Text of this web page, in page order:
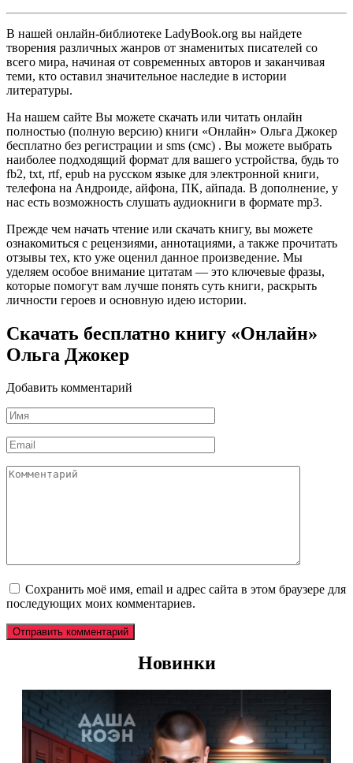
В нашей онлайн-библиотеке LadyBook.org вы найдете
творения различных жанров от знаменитых писателей со
всего мира, начиная от современных авторов и заканчивая
теми, кто оставил значительное наследие в истории
литературы.
На нашем сайте Вы можете скачать или читать онлайн
полностью (полную версию) книги «Онлайн» Ольга Джокер
бесплатно без регистрации и sms (смс) . Вы можете выбрать
наиболее подходящий формат для вашего устройства, будь то
fb2, txt, rtf, epub на русском языке для электронной книги,
телефона на Андроиде, айфона, ПК, айпада. В дополнение, у
нас есть возможность слушать аудиокниги в формате mp3.
Прежде чем начать чтение или скачать книгу, вы можете
ознакомиться с рецензиями, аннотациями, а также прочитать
отзывы тех, кто уже оценил данное произведение. Мы
уделяем особое внимание цитатам — это ключевые фразы,
которые помогут вам лучше понять суть книги, раскрыть
личности героев и основную идею истории.
Скачать бесплатно книгу «Онлайн»
Ольга Джокер
Добавить комментарий
Имя
*
Email
*
Комментарий
Сохранить моё имя, email и адрес сайта в этом браузере для
последующих моих комментариев.
Новинки